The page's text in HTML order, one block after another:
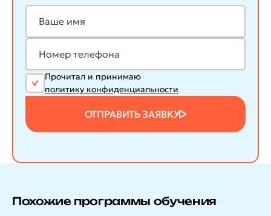
Прочитал и принимаю
политику конфиденциальности
ОТПРАВИТЬ ЗАЯВКУ
Похожие программы обучения